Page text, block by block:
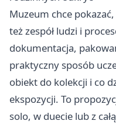
Muzeum chce
też zespół ludzi i
dokumentacja,
praktyczny sposób
obiekt do kolekcji i co
ekspozycji. To
solo, w duecie lub z